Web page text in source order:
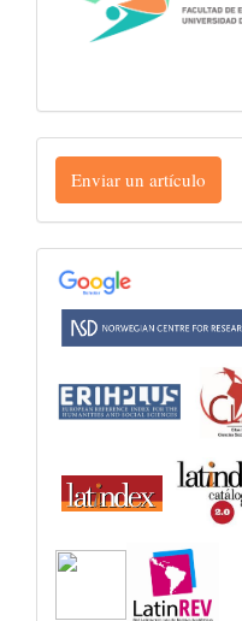
Enviar
un
artículo
Enviar un artículo
INDEXACIONES